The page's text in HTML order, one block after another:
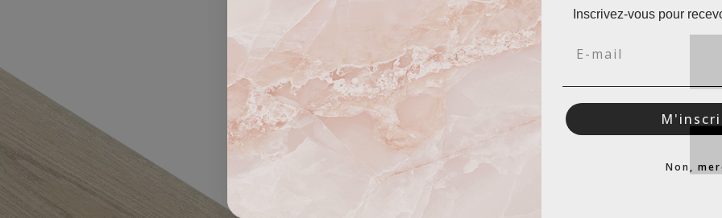
Inscrivez-vous pour
Non,